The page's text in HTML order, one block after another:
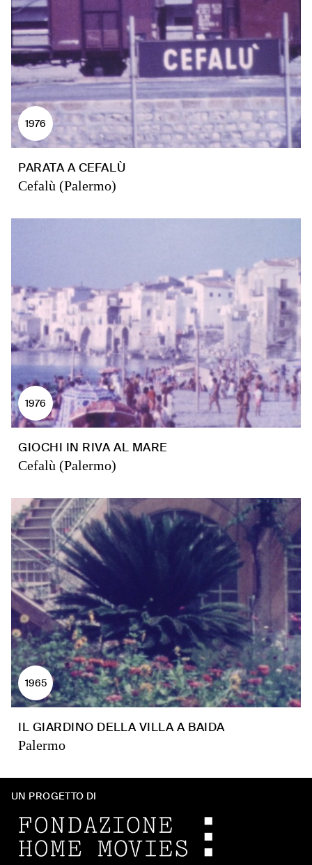
1976
PARATA A CEFALÙ
Cefalù (Palermo)
1976
GIOCHI IN RIVA AL MARE
Cefalù (Palermo)
1965
IL GIARDINO DELLA VILLA A BAIDA
Palermo
UN PROGETTO DI